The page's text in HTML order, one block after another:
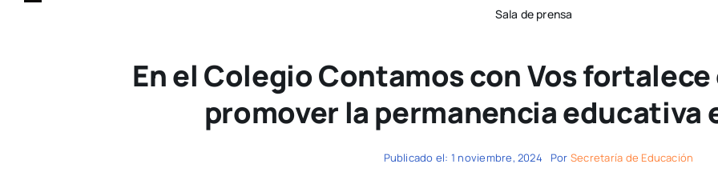
Sala de prensa
En el Colegio Contamos con Vos
promover la permanencia educativa
Publicado el: 1 noviembre, 2024 Por Secretaría de Educación